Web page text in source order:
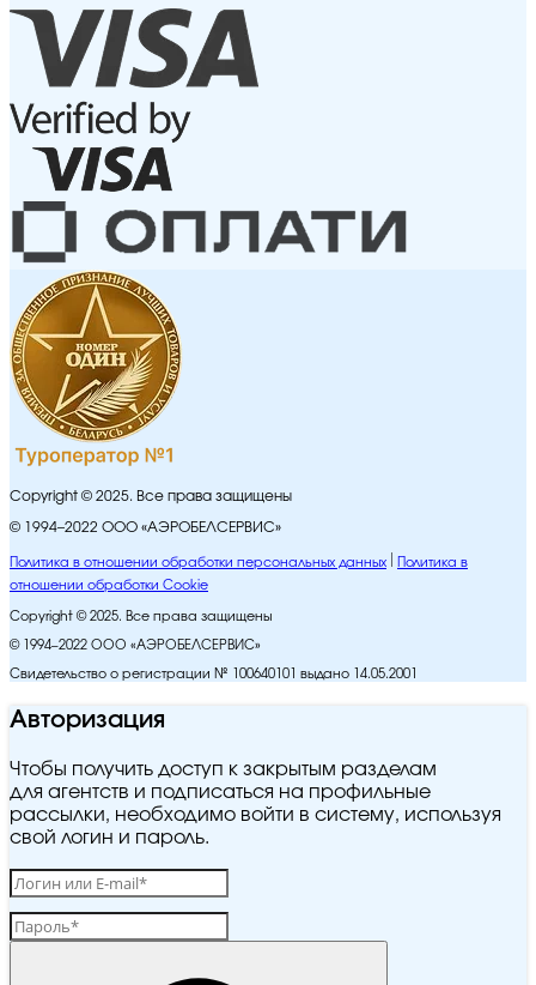
Copyright © 2025. Все права защищены
© 1994–2022 ООО «АЭРОБЕЛСЕРВИС»
Политика в отношении обработки персональных данных
Политика в
отношении обработки Cookie
Copyright © 2025. Все права защищены
© 1994–2022 ООО «АЭРОБЕЛСЕРВИС»
Свидетельство о регистрации № 100640101 выдано 14.05.2001
Авторизация
Чтобы получить доступ к закрытым разделам
для агентств и подписаться на профильные
рассылки, необходимо войти в систему, используя
свой логин и пароль.